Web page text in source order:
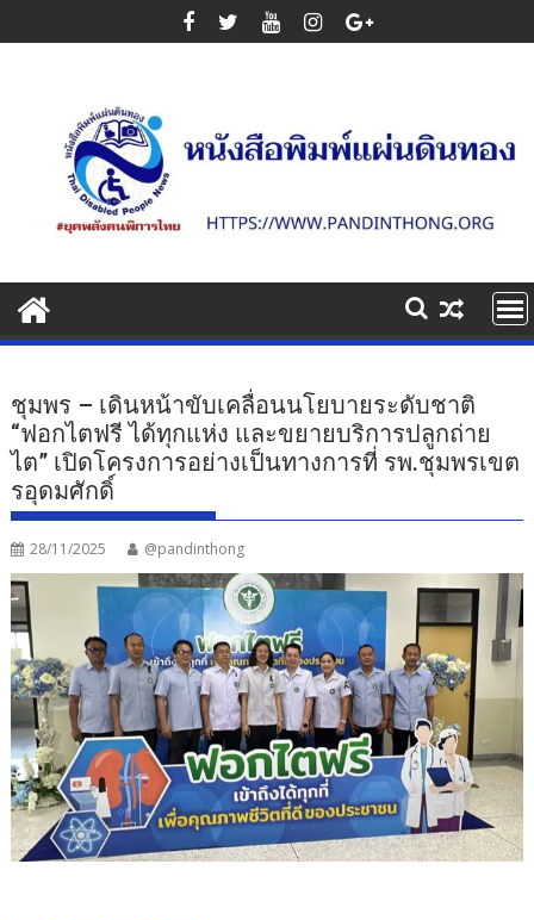
to
ชุมพร – เดินหน้าขับเคลื่อนนโยบายระดับชาติ
“ฟอกไตฟรี ได้ทุกแห่ง และขยายบริการปลูกถ่าย
ไต” เปิดโครงการอย่างเป็นทางการที่ รพ.ชุมพรเขต
รอุดมศักดิ์
28/11/2025 @pandinthong